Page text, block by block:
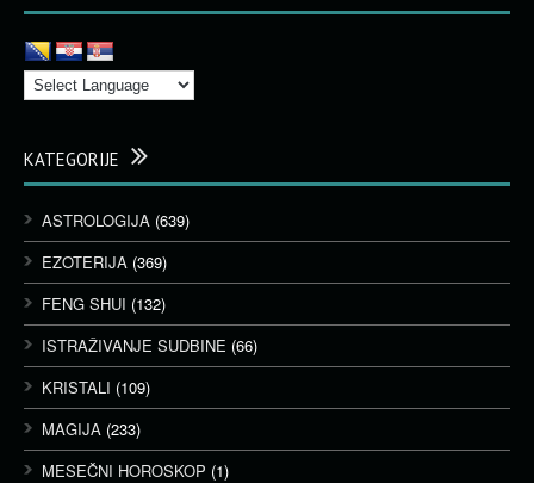
KATEGORIJE
ASTROLOGIJA (639)
EZOTERIJA (369)
FENG SHUI (132)
ISTRAŽIVANJE SUDBINE (66)
KRISTALI (109)
MAGIJA (233)
MESEČNI HOROSKOP (1)